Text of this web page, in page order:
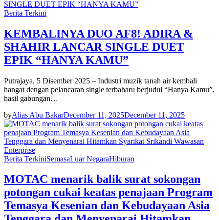
Berita Terkini
KEMBALINYA DUO AF8! ADIRA &
SHAHIR LANCAR SINGLE DUET
EPIK “HANYA KAMU”
Putrajaya, 5 Disember 2025 – Industri muzik tanah air kembali
hangat dengan pelancaran single terbaharu berjudul “Hanya Kamu”,
hasil gabungan…
byAlias Abu BakarDecember 11, 2025December 11, 2025
Berita TerkiniSemasaLuar NegaraHiburan
MOTAC menarik balik surat sokongan
potongan cukai keatas penajaan Program
Temasya Kesenian dan Kebudayaan Asia